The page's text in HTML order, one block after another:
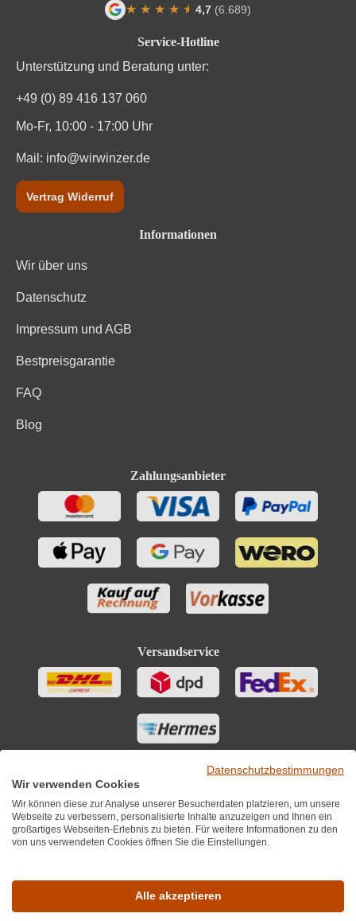
Service-Hotline
Unterstützung und Beratung unter:
+49 (0) 89 416 137 060
Mo-Fr, 10:00 - 17:00 Uhr
Mail: info@wirwinzer.de
Vertrag Widerruf
Informationen
Wir über uns
Datenschutz
Impressum und AGB
Bestpreisgarantie
FAQ
Blog
Zahlungsanbieter
Versandservice
★ ★ ★ ★ ★
★ 4,7 (6.689)
Datenschutzbestimmungen
Wir verwenden Cookies
Wir können diese zur Analyse unserer Besucherdaten platzieren, um unsere
Webseite zu verbessern, personalisierte Inhalte anzuzeigen und Ihnen ein
großartiges Webseiten-Erlebnis zu bieten. Für weitere Informationen zu den
von uns verwendeten Cookies öffnen Sie die Einstellungen.
Alle akzeptieren